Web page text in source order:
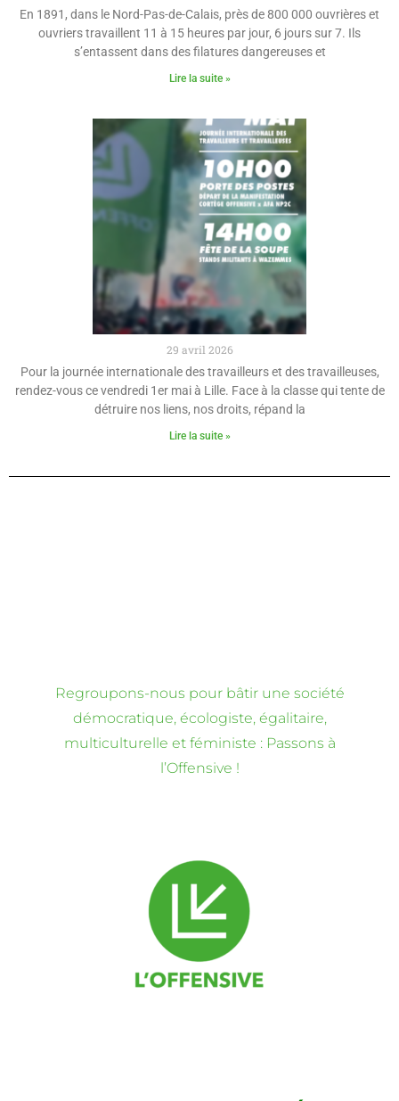
En 1891, dans le Nord-Pas-de-Calais, près de 800 000 ouvrières et
ouvriers travaillent 11 à 15 heures par jour, 6 jours sur 7. Ils
s’entassent dans des filatures dangereuses et
Lire la suite »
29 avril 2026
Pour la journée internationale des travailleurs et des travailleuses,
rendez-vous ce vendredi 1er mai à Lille. Face à la classe qui tente de
détruire nos liens, nos droits, répand la
Lire la suite »
Regroupons-nous pour bâtir une société
démocratique, écologiste, égalitaire,
multiculturelle et féministe : Passons à
l’Offensive !